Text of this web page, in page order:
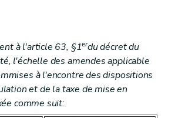
à l'article 63, §1erdu décret du
l'échelle des amendes applicable
à l'encontre des dispositions
et de la taxe de mise en
comme suit: